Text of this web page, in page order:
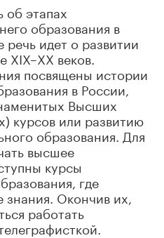
об этапах
образования в
речь идет о развитии
XIX–ХХ веков.
посвящены истории
в России,
Высших
курсов или развитию
образования. Для
высшее
курсы
где
знания. Окончив их,
работать